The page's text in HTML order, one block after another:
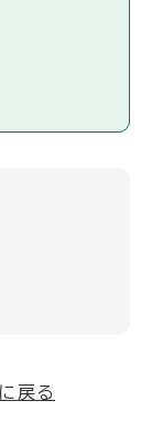
戻る